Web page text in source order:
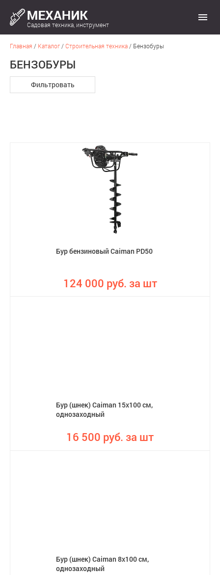
Садовая техника, инструмент
Главная / Каталог /Строительная техника / Бензобуры
БЕНЗОБУРЫ
Фильтровать
Бур бензиновый Caiman PD50
124 000 руб. за шт
Бур (шнек) Caiman 15х100 см,
однозаходный
16 500 руб. за шт
Бур (шнек) Caiman 8х100 см,
однозаходный